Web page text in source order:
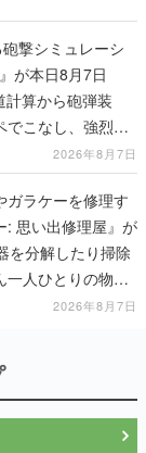
撃シミュレーシ
が本日8月7日
算から砲弾装
でこなし、強烈な
ある作品2026年8月7日
ガラケーを修理す
: 思い出修理屋』が
を分解したり掃除
一人ひとりの物語
2026年8月7日